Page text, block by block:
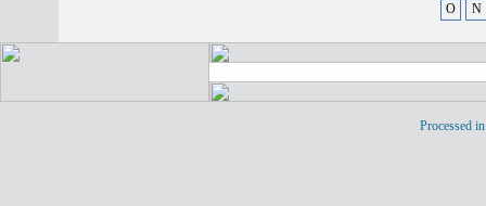
O N
Processed